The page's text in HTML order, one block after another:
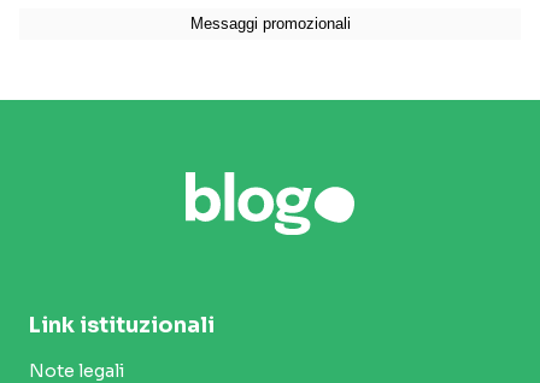
Link istituzionali
Note legali